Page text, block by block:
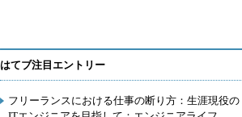
はてブ注目エントリー
フリーランスにおける仕事の断り方：生涯現役の